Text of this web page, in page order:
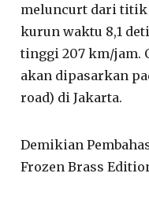
meluncurt dari titik
kurun waktu 8,1
tinggi 207 km/jam.
akan dipasarkan
road) di Jakarta.
Demikian
Frozen Brass